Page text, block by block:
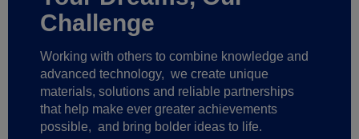
Challenge
Working with others to combine knowledge and
advanced technology, we create unique
materials, solutions and reliable partnerships
that help make ever greater achievements
possible, and bring bolder ideas to life.